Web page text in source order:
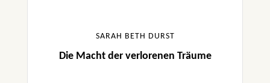
SARAH BETH DURST
Die Macht der verlorenen Träume